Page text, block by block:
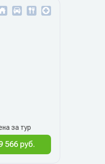
за тур
566 руб.